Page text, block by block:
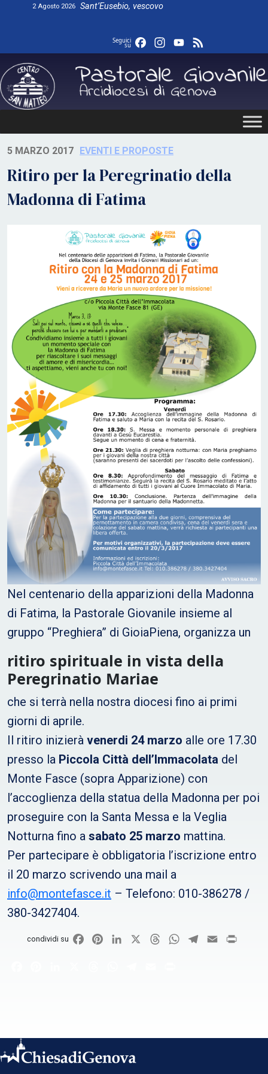
2 Agosto 2026 Sant’Eusebio, vescovo
Seguici
su FacebookInstagram
YouTube
5 MARZO 2017 EVENTI E PROPOSTE
Ritiro per la Peregrinatio della
Madonna di Fatima
Nel centenario della apparizioni della Madonna
di Fatima, la Pastorale Giovanile insieme al
gruppo “Preghiera” di GioiaPiena, organizza un
ritiro spirituale in vista della
Peregrinatio Mariae
che si terrà nella nostra diocesi fino ai primi
giorni di aprile.
Il ritiro inizierà venerdi 24 marzo alle ore 17.30
presso la Piccola Città dell’Immacolata del
Monte Fasce (sopra Apparizione) con
l’accoglienza della statua della Madonna per poi
proseguire con la Santa Messa e la Veglia
Notturna fino a sabato 25 marzo mattina.
Per partecipare è obbligatoria l’iscrizione entro
il 20 marzo scrivendo una mail a
info@montefasce.it – Telefono: 010-386278 /
380-3427404.
condividi su FacebookPinterestLinkedIn ThreadsWhatsApp
Telegram
Email